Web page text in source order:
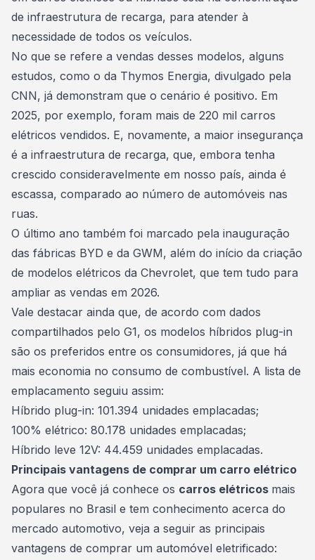
de infraestrutura de recarga, para atender à
necessidade de todos os veículos.
No que se refere a vendas desses modelos, alguns
estudos, como o da Thymos Energia, divulgado pela
CNN, já demonstram que o cenário é positivo. Em
2025, por exemplo, foram mais de 220 mil carros
elétricos vendidos. E, novamente, a maior insegurança
é a infraestrutura de recarga, que, embora tenha
crescido consideravelmente em nosso país, ainda é
escassa, comparado ao número de automóveis nas
ruas.
O último ano também foi marcado pela inauguração
das fábricas BYD e da GWM, além do início da criação
de modelos elétricos da Chevrolet, que tem tudo para
ampliar as vendas em 2026.
Vale destacar ainda que, de acordo com dados
compartilhados pelo G1, os modelos híbridos plug-in
são os preferidos entre os consumidores, já que há
mais economia no consumo de combustível. A lista de
emplacamento seguiu assim:
Híbrido plug-in: 101.394 unidades emplacadas;
100% elétrico: 80.178 unidades emplacadas;
Híbrido leve 12V: 44.459 unidades emplacadas.
Principais vantagens de comprar um carro elétrico
Agora que você já conhece os carros elétricos mais
populares no Brasil e tem conhecimento acerca do
mercado automotivo, veja a seguir as principais
vantagens de comprar um automóvel eletrificado: